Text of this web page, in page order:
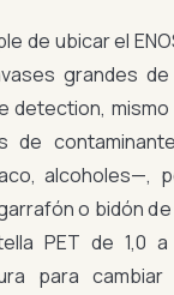
de ubicar el
grandes
detection,
de
alcoholes—,
o bidón
PET de 1,0
para